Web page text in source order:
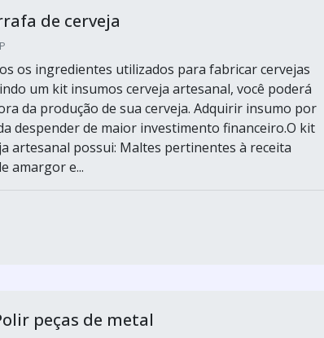
de cerveja
os ingredientes utilizados para fabricar cervejas
um kit insumos cerveja artesanal, você poderá
da produção de sua cerveja. Adquirir insumo por
despender de maior investimento financeiro.O kit
artesanal possui: Maltes pertinentes à receita
amargor e...
peças de metal